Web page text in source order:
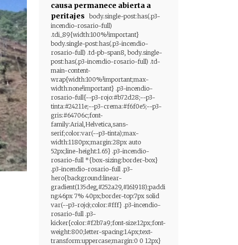
causa permanece abierta a
peritajes body.single-post:has(.p3-
incendio-rosario-full)
.tdi_89{width:100%!important}
body.single-post:has(.p3-incendio-
rosario-full) .td-pb-span8, body.single-
post:has(.p3-incendio-rosario-full) .td-
main-content-
wrap{width:100%!important;max-
width:none!important} .p3-incendio-
rosario-full{--p3-rojo:#b72d28;--p3-
tinta:#24211e;--p3-crema:#f6f0e5;--p3-
gris:#64706c;font-
family:Arial,Helvetica,sans-
serif;color:var(--p3-tinta);max-
width:1180px;margin:28px auto
52px;line-height:1.65} .p3-incendio-
rosario-full *{box-sizing:border-box}
.p3-incendio-rosario-full .p3-
hero{background:linear-
gradient(135deg,#252a29,#161918);paddi
ng:46px 7% 40px;border-top:7px solid
var(--p3-rojo);color:#fff} .p3-incendio-
rosario-full .p3-
kicker{color:#f2b7a9;font-size:12px;font-
weight:800;letter-spacing:1.4px;text-
transform:uppercase;margin:0 0 12px}